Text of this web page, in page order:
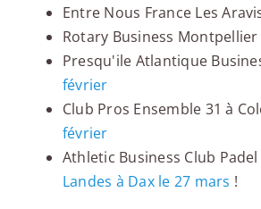
Entre Nous France Les
Rotary Business
Presqu'ile Atlantique
février
Club Pros Ensemble 31 à
février
Athletic Business Club
Landes à Dax le 27 mars !